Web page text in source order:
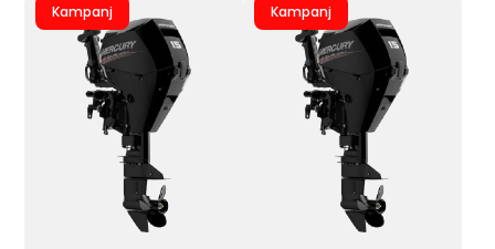
Kampanj Kampanj